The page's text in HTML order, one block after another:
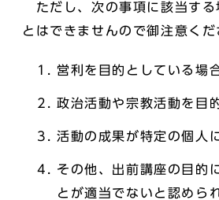
ただし、次の事項に該当する
とはできませんので御注意くだ
営利を目的としている場
政治活動や宗教活動を目
活動の成果が特定の個人
その他、出前講座の目的
とが適当でないと認めら